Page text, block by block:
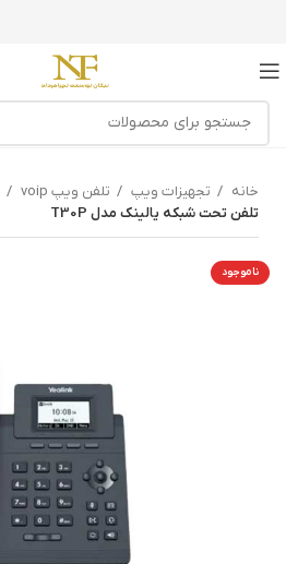
خانه تجهیزات ویپ تلفن ویپ voip
تلفن تحت شبکه یالینک مدل T30P
ناموجود